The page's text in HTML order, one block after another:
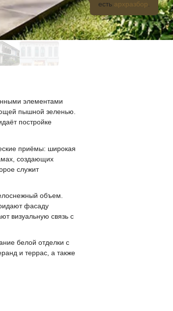
есть архразбор.
элементами
пышной зеленью.
постройке
приёмы: широкая
создающих
служит
объем.
фасаду
визуальную связь с
белой отделки с
и террас, а также